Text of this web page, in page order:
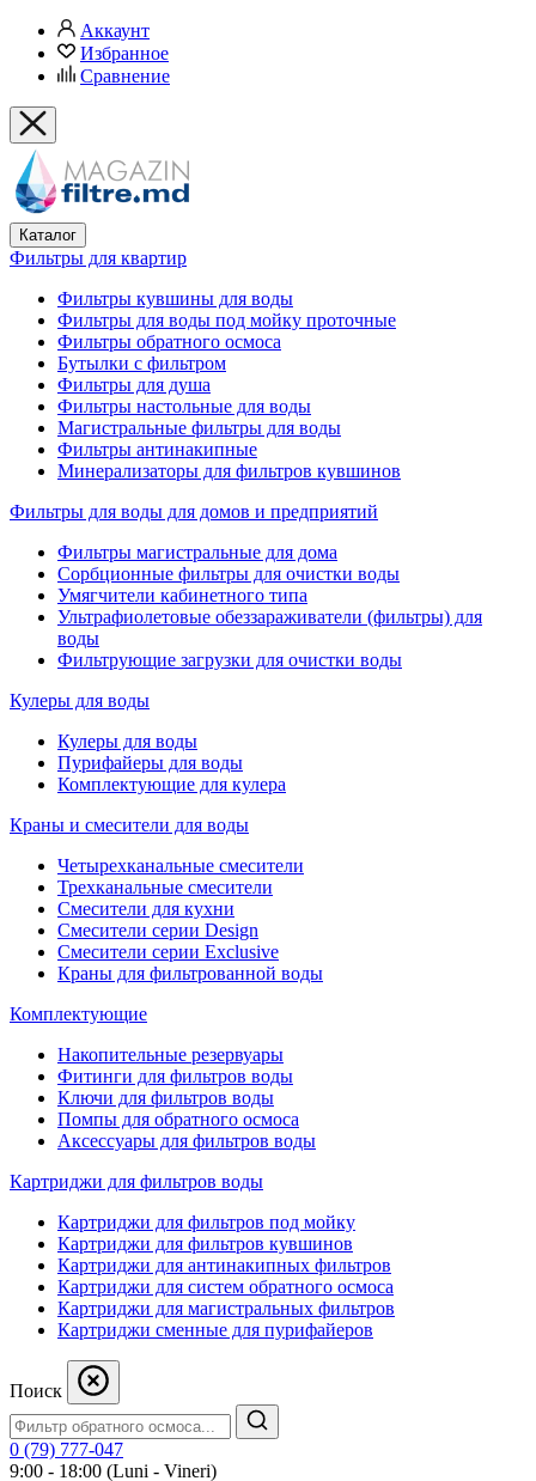
Аккаунт
Избранное
Сравнение
Каталог
Фильтры для квартир
Фильтры кувшины для воды
Фильтры для воды под мойку проточные
Фильтры обратного осмоса
Бутылки с фильтром
Фильтры для душа
Фильтры настольные для воды
Магистральные фильтры для воды
Фильтры антинакипные
Минерализаторы для фильтров кувшинов
Фильтры для воды для домов и предприятий
Фильтры магистральные для дома
Сорбционные фильтры для очистки воды
Умягчители кабинетного типа
Ультрафиолетовые обеззараживатели (фильтры) для
воды
Фильтрующие загрузки для очистки воды
Кулеры для воды
Кулеры для воды
Пурифайеры для воды
Комплектующие для кулера
Краны и смесители для воды
Четырехканальные смесители
Трехканальные смесители
Смесители для кухни
Смесители серии Design
Смесители серии Exclusive
Краны для фильтрованной воды
Комплектующие
Накопительные резервуары
Фитинги для фильтров воды
Ключи для фильтров воды
Помпы для обратного осмоса
Аксессуары для фильтров воды
Картриджи для фильтров воды
Картриджи для фильтров под мойку
Картриджи для фильтров кувшинов
Картриджи для антинакипных фильтров
Картриджи для систем обратного осмоса
Картриджи для магистральных фильтров
Картриджи сменные для пурифайеров
Поиск
0 (79) 777-047
9:00 - 18:00 (Luni - Vineri)